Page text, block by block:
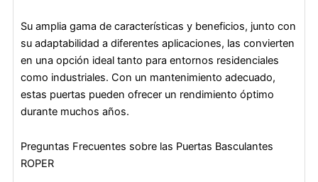
Su amplia gama de características y beneficios, junto con
su adaptabilidad a diferentes aplicaciones, las convierten
en una opción ideal tanto para entornos residenciales
como industriales. Con un mantenimiento adecuado,
estas puertas pueden ofrecer un rendimiento óptimo
durante muchos años.
Preguntas Frecuentes sobre las Puertas Basculantes
ROPER